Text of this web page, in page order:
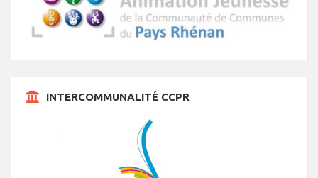
INTERCOMMUNALITÉ CCPR